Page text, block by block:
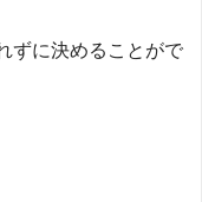
ずに決めることがで